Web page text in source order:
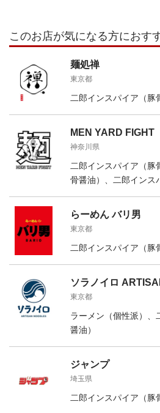
このお店が気になる方におす
麺処禅
東京都
二郎インスパイア（豚
MEN YARD FIGHT
神奈川県
二郎インスパイア（豚
骨醤油）、二郎インス
らーめん バリ男
東京都
二郎インスパイア（豚
ソラノイロ
東京都
ラーメン（個性派）、
醤油）
ジャンプ
埼玉県
二郎インスパイア（豚